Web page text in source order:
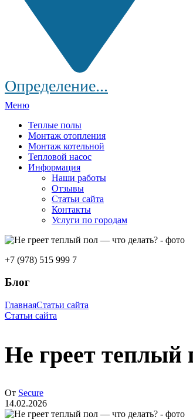
Определение...
Меню
Теплые полы
Монтаж отопления
Монтаж котельной
Тепловой насос
Информация
Наши работы
Отзывы
Статьи сайта
Контакты
Услуги по городам
+7 (978) 515 999 7
Блог
ГлавнаяСтатьи сайта
Статьи сайта
Не греет теплый
От Secure
14.02.2026